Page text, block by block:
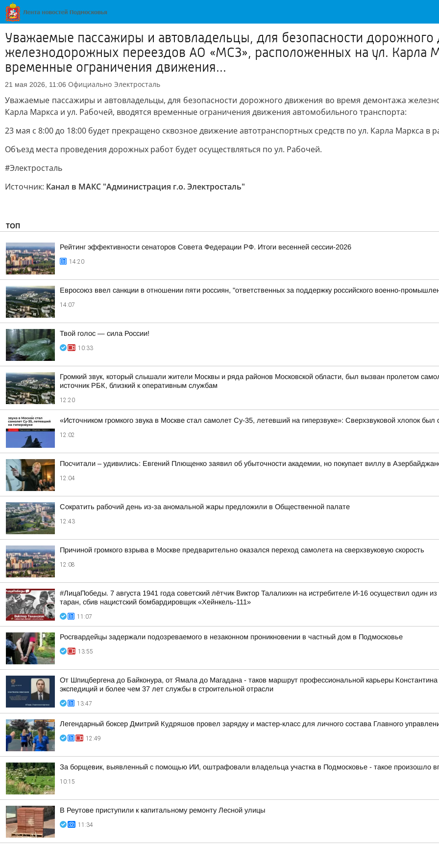
Уважаемые пассажиры и автовладельцы, для безопасности
железнодорожных переездов АО «МСЗ», расположенных на ул. Карла
временные ограничения движения...
21 мая 2026, 11:06 Официально Электросталь
Уважаемые пассажиры и автовладельцы, для безопасности дорожного движения во время демонтажа
Карла Маркса и ул. Рабочей, вводятся временные ограничения движения автомобильного транспорта:
23 мая с 8:00 до 18:00 будет прекращено сквозное движение автотранспортных средств по ул. Карла Маркса в
Объезд места проведения дорожных работ будет осуществляться по ул. Рабочей.
#Электросталь
Источник: Канал в МАКС "Администрация г.о. Электросталь"
ТОП
Рейтинг эффективности сенаторов Совета Федерации РФ. Итоги весенней сессии-2026
14:20
Евросоюз ввел санкции в отношении пяти россиян, "ответственных за поддержку российского военно-
14:07
Твой голос — сила России!
10:33
Громкий звук, который слышали жители Москвы и ряда районов Московской области, был вызван пролетом
источник РБК, близкий к оперативным службам
12:20
«Источником громкого звука в Москве стал самолет Су-35, летевший на гиперзвуке»: Сверхзвуковой хлопок
12:02
Посчитали – удивились: Евгений Плющенко заявил об убыточности академии, но покупает виллу в
12:04
Сократить рабочий день из-за аномальной жары предложили в Общественной палате
12:43
Причиной громкого взрыва в Москве предварительно оказался переход самолета на сверхзвуковую скорость
12:08
#ЛицаПобеды. 7 августа 1941 года советский лётчик Виктор Талалихин на истребителе И-16 осуществил один
таран, сбив нацистский бомбардировщик «Хейнкель-111»
11:07
Росгвардейцы задержали подозреваемого в незаконном проникновении в частный дом в Подмосковье
13:55
От Шпицбергена до Байконура, от Ямала до Магадана - таков маршрут профессиональной карьеры
экспедиций и более чем 37 лет службы в строительной отрасли
13:47
Легендарный боксер Дмитрий Кудряшов провел зарядку и мастер-класс для личного состава Главного
12:49
За борщевик, выявленный с помощью ИИ, оштрафовали владельца участка в Подмосковье - такое произошло
10:15
В Реутове приступили к капитальному ремонту Лесной улицы
11:34